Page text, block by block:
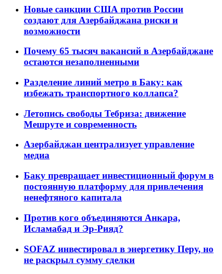
Новые санкции США против России
создают для Азербайджана риски и
возможности
Почему 65 тысяч вакансий в Азербайджане
остаются незаполненными
Разделение линий метро в Баку: как
избежать транспортного коллапса?
Летопись свободы Тебриза: движение
Мешруте и современность
Азербайджан централизует управление
медиа
Баку превращает инвестиционный форум в
постоянную платформу для привлечения
ненефтяного капитала
Против кого объединяются Анкара,
Исламабад и Эр-Рияд?
SOFAZ инвестировал в энергетику Перу, но
не раскрыл сумму сделки